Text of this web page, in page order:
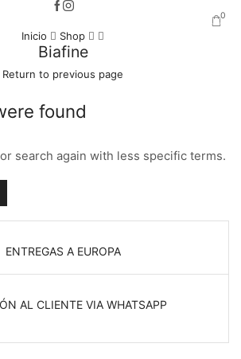
0
Inicio Shop
Biafine
Return to previous page
found
search again with less specific terms.
ENTREGAS A EUROPA
AL CLIENTE VIA WHATSAPP